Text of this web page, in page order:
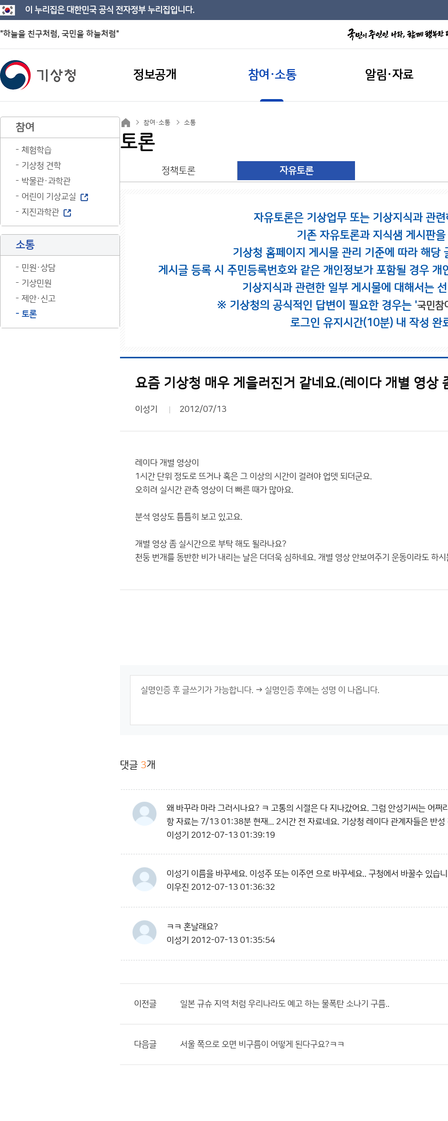
이 누리집은 대한민국 공식 전자정부 누리집입니다.
"하늘을 친구처럼, 국민을 하늘처럼"
정보공개 참여·소통 알림·자료
참여
체험학습
기상청 견학
박물관·과학관
어린이 기상교실
지진과학관
소통
민원·상담
기상민원
제안·신고
토론
참여·소통 소통
토론
정책토론 자유토론
자유토론은 기상업무 또는 기상지식과 관
기존 자유토론과 지식샘 게시판
기상청 홈페이지 게시물 관리 기준에 따라 해당
게시글 등록 시 주민등록번호와 같은 개인정보가 포함될 경우
기상지식과 관련한 일부 게시물에 대해서는
※ 기상청의 공식적인 답변이 필요한 경우는 '국민참
로그인 유지시간(10분) 내 작성 완
요즘 기상청 매우 게을러진거 같네요.(레이다 개별 영상
이성기 2012/07/13
레이다 개별 영상이
1시간 단위 정도로 뜨거나 혹은 그 이상의 시간이 걸려야 업뎃 되더군요.
오히려 실시간 관측 영상이 더 빠른 때가 많아요.
분석 영상도 틈틈히 보고 있고요.
개별 영상 좀 실시간으로 부탁 해도 될라나요?
천둥 번개를 동반한 비가 내리는 날은 더더욱 심하네요. 개별 영상 안보여주기 운동이라도 하시
댓글 3개
왜 바꾸라 마라 그러시나요? ㅋ 고통의 시절은 다 지나갔어요. 그럼 안성기씨는 어
항 자료는 7/13 01:38분 현재... 2시간 전 자료네요. 기상청 레이다 관계자들은 반성
이성기 2012-07-13 01:39:19
이성기 이름을 바꾸세요. 이성주 또는 이주연 으로 바꾸세요.. 구청에서 바꿀수 있습
이우진 2012-07-13 01:36:32
ㅋㅋ 혼날래요?
이성기 2012-07-13 01:35:54
이전글 일본 규슈 지역 처럼 우리나라도 예고 하는 물폭탄 소나기 구름..
다음글 서울 쪽으로 오면 비구름이 어떻게 된다구요?ㅋㅋ